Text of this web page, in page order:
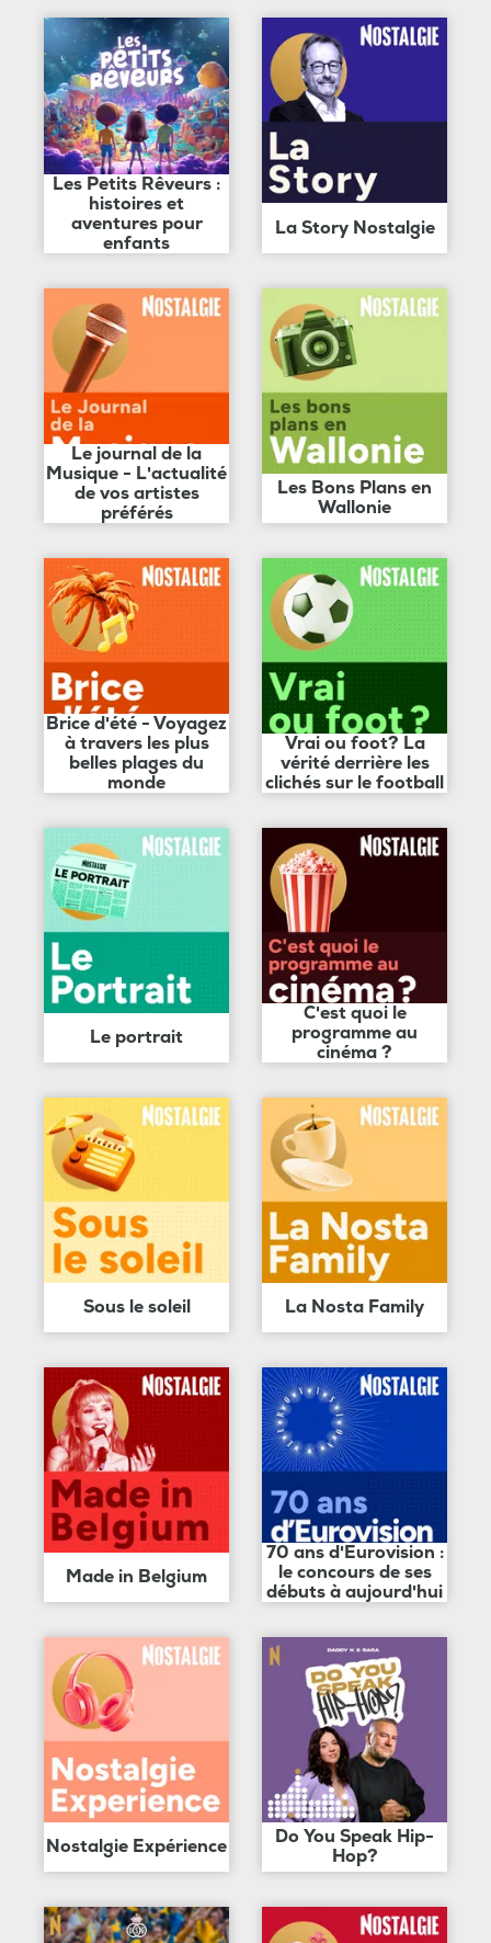
Les Petits Rêveurs :
histoires et
aventures pour
enfants
La Story Nostalgie
Le journal de la
Musique - L'actualité
de vos artistes
préférés
Les Bons Plans en
Wallonie
Brice d'été - Voyagez
à travers les plus
belles plages du
monde
Vrai ou foot? La
vérité derrière les
clichés sur le football
Le portrait
C'est quoi le
programme au
cinéma ?
Sous le soleil La Nosta Family
Made in Belgium
70 ans d'Eurovision :
le concours de ses
débuts à aujourd'hui
Nostalgie Expérience
Do You Speak Hip-
Hop?